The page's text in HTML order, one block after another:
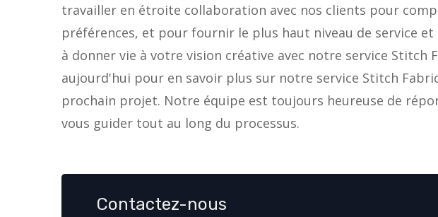
travailler en étroite collaboration avec nos clients pour
préférences, et pour fournir le plus haut niveau de service et
à donner vie à votre vision créative avec notre service Stitch
aujourd'hui pour en savoir plus sur notre service Stitch
prochain projet. Notre équipe est toujours heureuse de
vous guider tout au long du processus.
Contactez-nous